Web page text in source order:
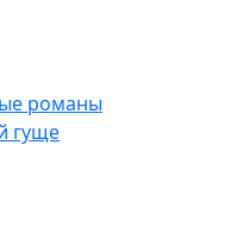
романы
гуще